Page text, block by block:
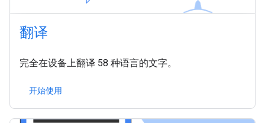
翻译
完全在设备上翻译 58 种语言的文字。
开始使用